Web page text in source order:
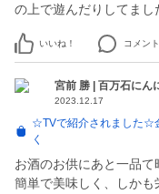
の上で遊んだりしてまし
いいね！ コメント
宮前 勝 | 百万石にん
2023.12.17
☆TVで紹介されました☆
く
お酒のお供にあと一品て
簡単で美味しく、しか